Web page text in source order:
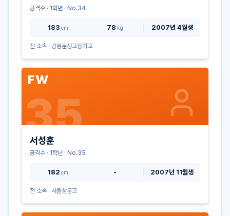
공격수· 1학년 · No.34
183 cm 78 kg 2007년 4월생
전 소속 · 강릉문성고등학교
FW
35
서성훈
공격수· 1학년 · No.35
182 cm - 2007년 11월생
전 소속 · 서울상문고